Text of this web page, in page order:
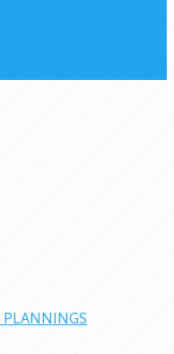
PLANNINGS